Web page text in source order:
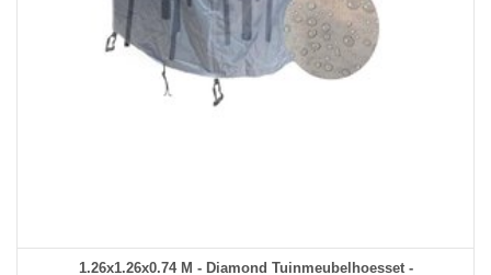
1.26x1.26x0.74 M - Diamond Tuinmeubelhoesset -